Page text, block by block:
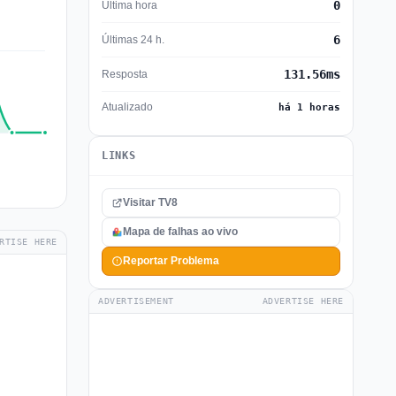
HERE
Última hora 0
Últimas 24 h. 6
Resposta 131.56ms
Atualizado há 1 horas
LINKS
Visitar TV8
Mapa de falhas ao vivo
Reportar Problema
ADVERTISEMENT ADVERTISE HERE